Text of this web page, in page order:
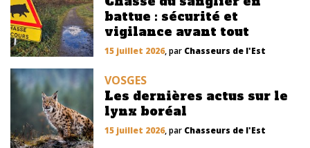
battue : sécurité et
vigilance avant tout
15 juillet 2026, par Chasseurs de l'Est
VOSGES
Les dernières actus sur le
lynx boréal
15 juillet 2026, par Chasseurs de l'Est